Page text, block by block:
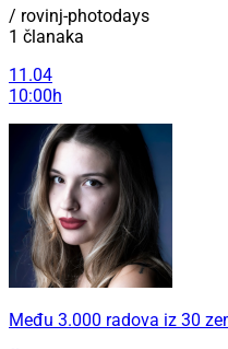
/ rovinj-photodays
1 članaka
11.04
10:00h
Među 3.000 radova iz 30